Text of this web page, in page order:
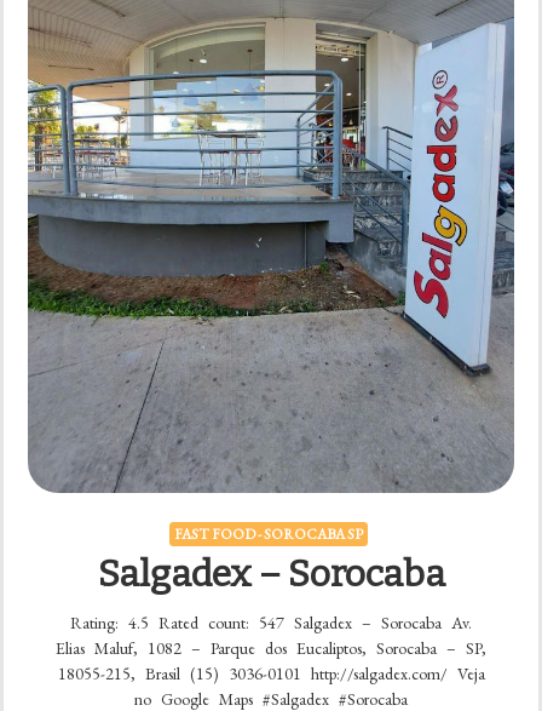
FAST FOOD - SOROCABA SP
Salgadex – Sorocaba
Rating: 4.5 Rated count: 547 Salgadex – Sorocaba Av.
Elias Maluf, 1082 – Parque dos Eucaliptos, Sorocaba – SP,
18055-215, Brasil (15) 3036-0101 http://salgadex.com/ Veja
no Google Maps #Salgadex #Sorocaba